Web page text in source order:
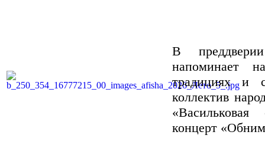
В
напоминает
традициях и
коллектив
концерт